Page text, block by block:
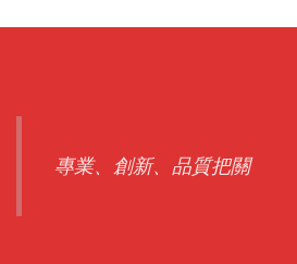
專業、創新、品質把關